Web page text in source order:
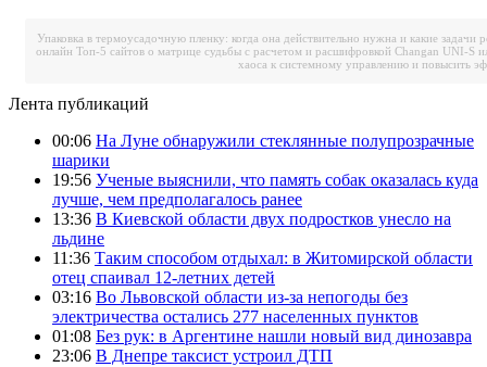
Упаковка в термоусадочную пленку: когда она действительно нужна и какие задачи
онлайн Топ-5 сайтов о матрице судьбы с расчетом и расшифровкой Changan UNI-S
хаоса к системному управлению и повысить
Лента публикаций
00:06 На Луне обнаружили стеклянные полупрозрачные
шарики
19:56 Ученые выяснили, что память собак оказалась куда
лучше, чем предполагалось ранее
13:36 В Киевской области двух подростков унесло на
льдине
11:36 Таким способом отдыхал: в Житомирской области
отец спаивал 12-летних детей
03:16 Во Львовской области из-за непогоды без
электричества остались 277 населенных пунктов
01:08 Без рук: в Аргентине нашли новый вид динозавра
23:06 В Днепре таксист устроил ДТП